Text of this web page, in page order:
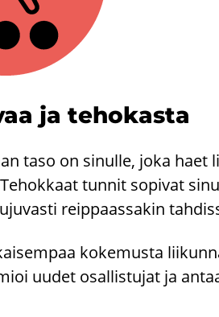
ja te­ho­kas­ta
taso on si­nul­le, joka haet
tun­nit so­pi­vat
reip­paas­sa­kin
ko­ke­mus­ta
uudet osal­lis­tu­jat ja